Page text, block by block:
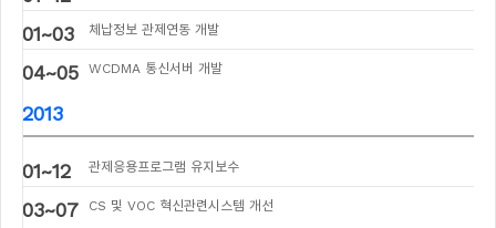
01~03 체납정보 관제연동 개발
04~05 WCDMA 통신서버 개발
2013
01~12 관제응용프로그램 유지보수
03~07 CS 및 VOC 혁신관련시스템 개선